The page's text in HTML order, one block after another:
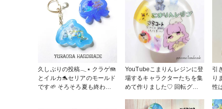
キーホルダー #蝶々 #おまけ
モールド作ってみた
花作品 #春
久しぶりの投稿𓂃٭ クラゲ🪼
とイルカ🐬セリアのモールド
です🌱 そろそろ夏も終わり
YouTubeこまりんレジンに登
場するキャラクターたちを集
めて作りました♡︎ 回転グル
ルダーにも可愛いかなと思っ
引
り
性は
レ